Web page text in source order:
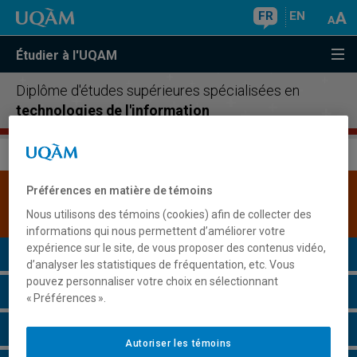
FR EN
Étudier à l'UQAM
Diplôme d'études supérieures spécialisées en
technologies de l'information
Une version plus récente de ce programme est
disponible.Cliquez ici pour la consulter.
Présentation du programme
Conditions d'admission
Cours à suivre et horaires
Préférences en matière de témoins
Nous utilisons des témoins (cookies) afin de collecter des
informations qui nous permettent d’améliorer votre
expérience sur le site, de vous proposer des contenus vidéo,
d’analyser les statistiques de fréquentation, etc. Vous
pouvez personnaliser votre choix en sélectionnant
« Préférences ».
Autoriser les témoins